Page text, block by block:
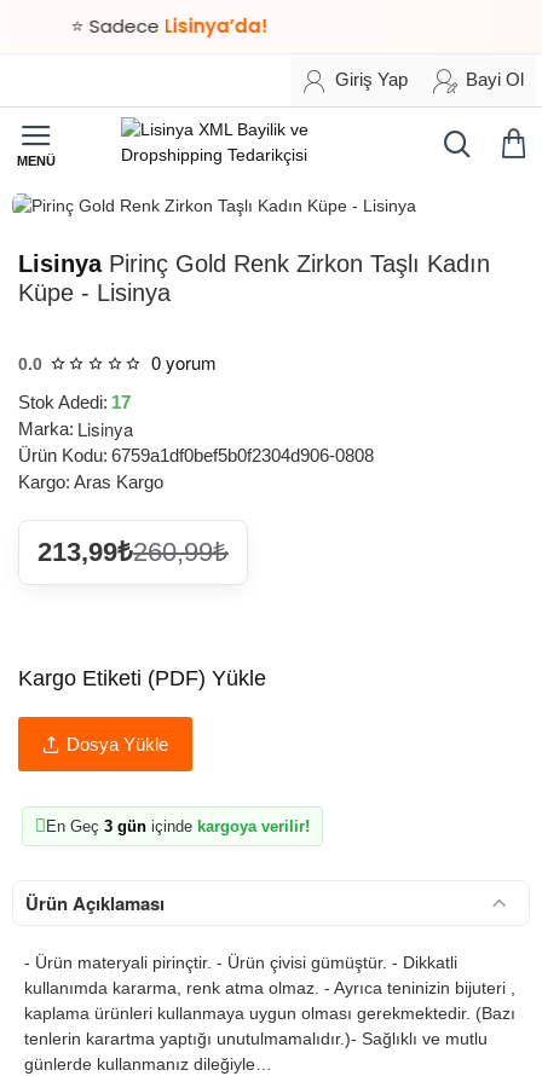
⭐ SadeceLisinya’da!
Giriş Yap Bayi Ol
LisinyaPirinç Gold Renk Zirkon Taşlı Kadın
Küpe - Lisinya
0.0 0 yorum
Stok Adedi: 17
Marka: Lisinya
Ürün Kodu: 6759a1df0bef5b0f2304d906-0808
Kargo: Aras Kargo
213,99₺260,99₺
Kargo Etiketi (PDF) Yükle
Dosya Yükle
En Geç 3 gün içinde kargoya verilir!
Ürün Açıklaması
- Ürün materyali pirinçtir. - Ürün çivisi gümüştür. - Dikkatli
kullanımda kararma, renk atma olmaz. - Ayrıca teninizin bijuteri ,
kaplama ürünleri kullanmaya uygun olması gerekmektedir. (Bazı
tenlerin karartma yaptığı unutulmamalıdır.)- Sağlıklı ve mutlu
günlerde kullanmanız dileğiyle…